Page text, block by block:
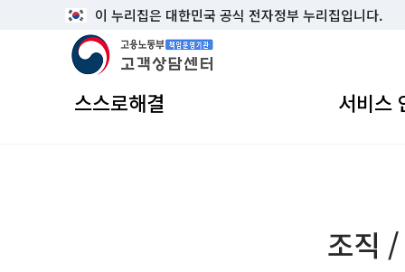
이 누리집은 대한민국 공식 전자정부 누리집입니다.
고용노동부 책임운영기관 고객상담센터
스스로해결 서비스
조직